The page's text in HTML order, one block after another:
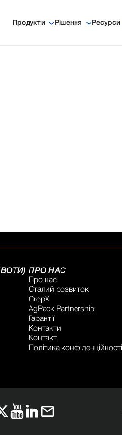
Продукти Рішення Ресурси
ПРО НАС
Про нас
Сталий розвиток
CropX
AgPack Partnership
Гарантії
Контакти
Контакт
Політика конфіденційності